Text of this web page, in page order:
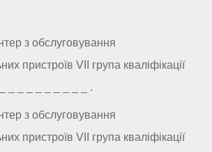
з обслуговування
пристроїв VII група кваліфікації
_ _ _ _ _ _ _ _ _ .
з обслуговування
пристроїв VII група кваліфікації